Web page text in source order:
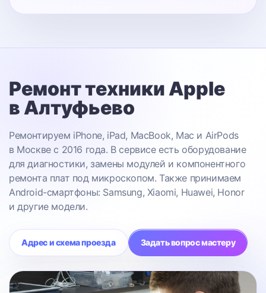
Ремонт техники Apple
в Алтуфьево
Ремонтируем iPhone, iPad, MacBook, Mac и AirPods
в Москве с 2016 года. В сервисе есть оборудование
для диагностики, замены модулей и компонентного
ремонта плат под микроскопом. Также принимаем
Android-смартфоны: Samsung, Xiaomi, Huawei, Honor
и другие модели.
Адрес и схема проезда Задать вопрос мастеру